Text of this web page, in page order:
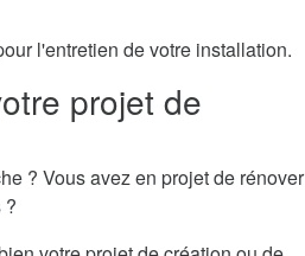
l'entretien de votre installation.
projet de
? Vous avez en projet de rénover
?